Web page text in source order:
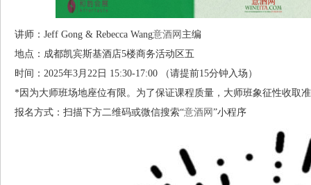
讲师：Jeff Gong & Rebecca Wang意酒网 主编
地点：成都凯宾斯基酒店5楼商务活动区五
时间：2025年3月22日 15:30-17:00 （请提前15分钟入场）
*因为大师班场地座位有限。为了保证课程质量，大师班象征性收取
报名方式：扫描下方二维码或微信搜索“意酒网 ”小程序